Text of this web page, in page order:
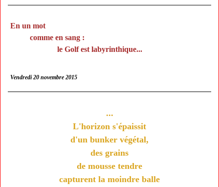
En un mot
comme en sang :
le Golf est labyrinthique...
Vendredi 20 novembre 2015
...
L'horizon s'épaissit
d'un bunker végétal,
des grains
de mousse tendre
capturent la moindre balle